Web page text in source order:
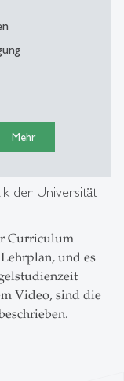
Mehr
der Universität
Curriculum
und es
Video, sind die